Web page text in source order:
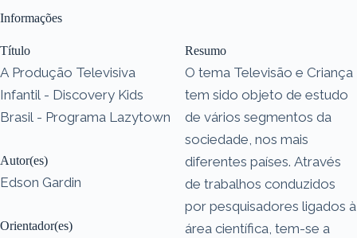
Informações
Título
A Produção Televisiva
Infantil - Discovery Kids
Brasil - Programa Lazytown
Autor(es)
Edson Gardin
Orientador(es)
Resumo
O tema Televisão e Criança
tem sido objeto de estudo
de vários segmentos da
sociedade, nos mais
diferentes países. Através
de trabalhos conduzidos
por pesquisadores ligados à
área científica, tem-se a